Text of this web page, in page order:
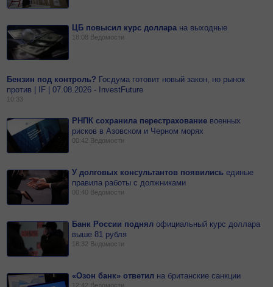
ЦБ повысил курс доллара на выходные
18:08 Ведомости
Бензин под контроль? Госдума готовит новый закон, но рынок
против | IF | 07.08.2026 - InvestFuture
10:33
РНПК сохранила перестрахование военных
рисков в Азовском и Черном морях
00:42 Ведомости
У долговых консультантов появилисьединые
правила работы с должниками
00:40 Ведомости
Банк России поднялофициальный курс доллара
выше 81 рубля
18:32 Ведомости
«Озон банк» ответил на британские санкции
12:42 Ведомости